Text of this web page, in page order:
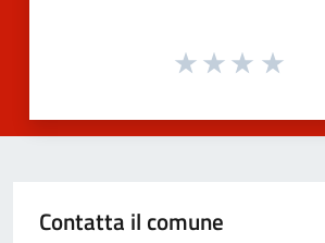
Contatta il comune